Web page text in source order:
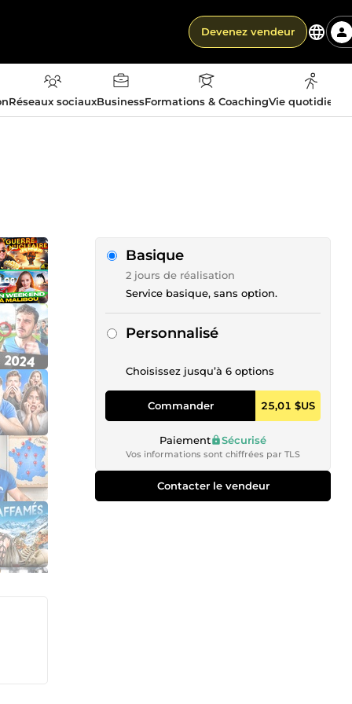
Devenez vendeur
Réseaux sociauxBusinessFormations & CoachingVie
Basique
2 jours de réalisation
Service basique, sans option.
Personnalisé
Choisissez jusqu’à 6 options
Commander 25,01 $US
Paiement Sécurisé
Vos informations sont chiffrées par TLS
Contacter le vendeur